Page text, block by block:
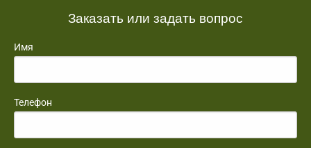
Заказать или задать вопрос
Имя
Телефон